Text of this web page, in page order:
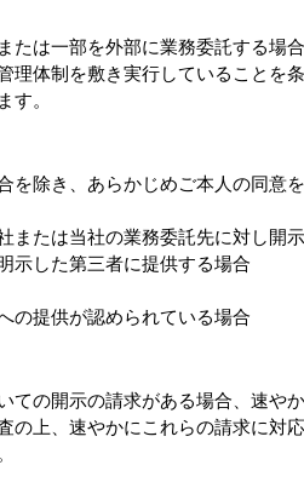
は一部を外部に業務委託する場合
理体制を敷き実行していることを
す。
を除き、あらかじめご本人の同意
または当社の業務委託先に対し開
示した第三者に提供する場合
の提供が認められている場合
ての開示の請求がある場合、速や
の上、速やかにこれらの請求に対